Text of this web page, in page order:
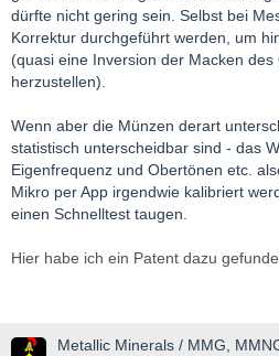
dürfte nicht gering sein. Selbst bei
Korrektur durchgeführt werden, um
(quasi eine Inversion der Macken
herzustellen).
Wenn aber die Münzen derart
statistisch unterscheidbar sind - das
Eigenfrequenz und Obertönen etc.
Mikro per App irgendwie kalibriert
einen Schnelltest taugen.
Hier habe ich ein Patent dazu
Metallic Minerals / MMG,